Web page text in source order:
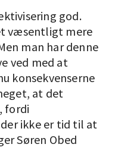
god.
væsentligt mere
man har denne
ved med at
konsekvenserne
at det
fordi
ikke er tid til at
Søren Obed